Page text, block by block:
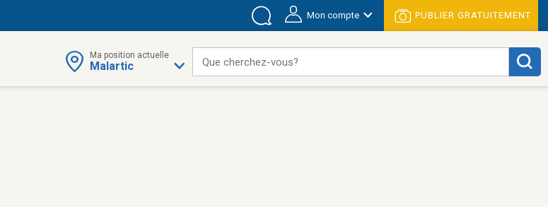
Mon compte PUBLIER GRATUITEMENT
Ma position actuelle
Malartic Que cherchez-vous?